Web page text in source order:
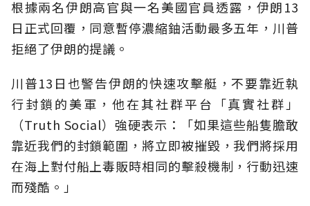
根據兩名伊朗高官與一名美國官員透露，伊朗13
日正式回覆，同意暫停濃縮鈾活動最多五年，川普
拒絕了伊朗的提議。
川普13日也警告伊朗的快速攻擊艇，不要靠近執
行封鎖的美軍，他在其社群平台「真實社群」
（Truth Social）強硬表示：「如果這些船隻膽敢
靠近我們的封鎖範圍，將立即被摧毀，我們將採用
在海上對付船上毒販時相同的擊殺機制，行動迅速
而殘酷。」